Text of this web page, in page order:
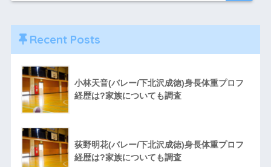
Recent Posts
小林天音(バレー/下北沢成徳)身長体重プロフ
経歴は?家族についても調査
荻野明花(バレー/下北沢成徳)身長体重プロフ
経歴は?家族についても調査